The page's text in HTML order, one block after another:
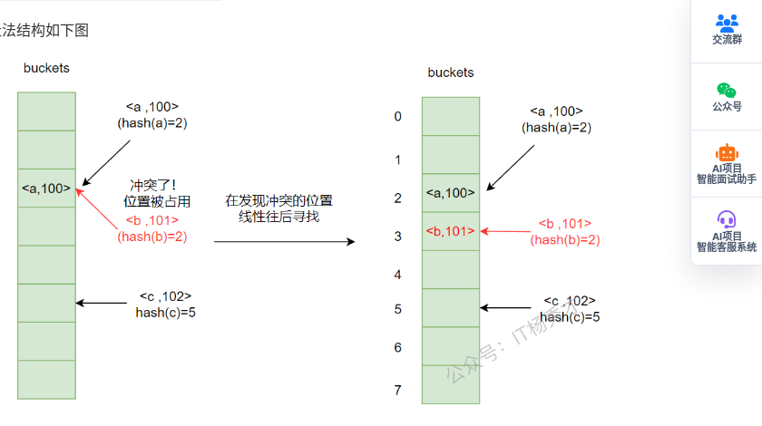
结构如下图
交流群
公众号
AI项目
智能面试助手
AI项目
智能客服系统